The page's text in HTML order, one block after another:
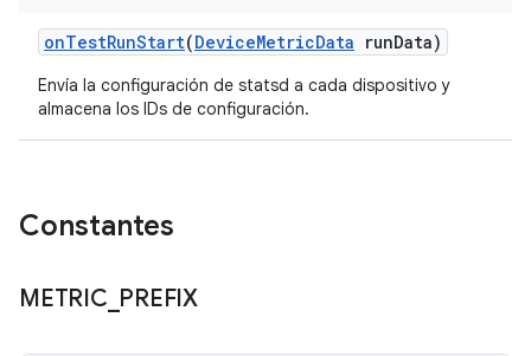
onTestRunStart(DeviceMetricData runData)
Envía la configuración de statsd a cada dispositivo y
almacena los IDs de configuración.
Constantes
METRIC PREFIX